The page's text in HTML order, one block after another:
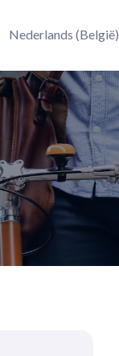
Nederlands (België)